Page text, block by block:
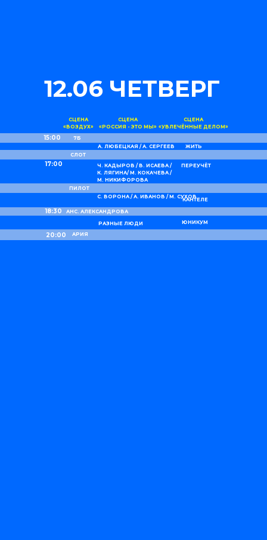
12.06 ЧЕТВЕРГ
СЦЕНА
«ВОЗДУХ»
СЦЕНА
«РОССИЯ - ЭТО МЫ»
СЦЕНА
«УВЛЕЧЁННЫЕ ДЕЛОМ»
15:00
17:00
18:30
20:00
7Б
СЛОТ
АНС. АЛЕКСАНДРОВА
АРИЯ
ПИЛОТ
РАЗНЫЕ ЛЮДИ ЮНИКУМ
КАНТЕЛЕ
ПЕРЕУЧЁТ
ЖИТЬ
А. ЛЮБЕЦКАЯ / А. СЕРГЕЕВ
Ч. КАДЫРОВ / В. ИСАЕВА /
К. ЛЯГИНА/ М. КОКАЧЕВА /
М. НИКИФОРОВА
С. ВОРОНА / А. ИВАНОВ / М. СУХОВ